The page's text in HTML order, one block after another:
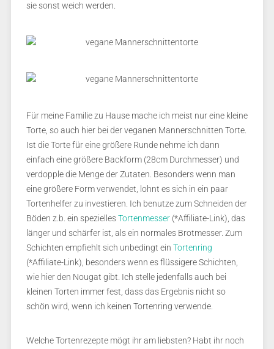
sie sonst weich werden.
Für meine Familie zu Hause mache ich meist nur eine kleine
Torte, so auch hier bei der veganen Mannerschnitten Torte.
Ist die Torte für eine größere Runde nehme ich dann
einfach eine größere Backform (28cm Durchmesser) und
verdopple die Menge der Zutaten. Besonders wenn man
eine größere Form verwendet, lohnt es sich in ein paar
Tortenhelfer zu investieren. Ich benutze zum Schneiden der
Böden z.b. ein speziellesTortenmesser(*Affiliate-Link), das
länger und schärfer ist, als ein normales Brotmesser. Zum
Schichten empfiehlt sich unbedingt ein Tortenring
(*Affiliate-Link), besonders wenn es flüssigere Schichten,
wie hier den Nougat gibt. Ich stelle jedenfalls auch bei
kleinen Torten immer fest, dass das Ergebnis nicht so
schön wird, wenn ich keinen Tortenring verwende.
Welche Tortenrezepte mögt ihr am liebsten? Habt ihr noch